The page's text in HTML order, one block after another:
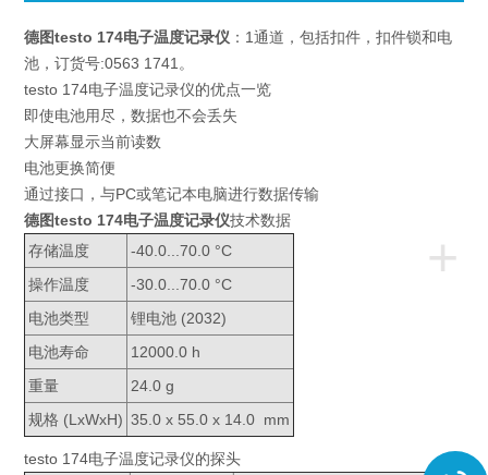
德图testo 174电子温度记录仪 ：1通道，包括扣件，扣件锁和电
池，订货号:0563 1741。
testo 174电子温度记录仪的优点一览
即使电池用尽，数据也不会丢失
大屏幕显示当前读数
电池更换简便
通过接口，与PC或笔记本电脑进行数据传输
德图testo 174电子温度记录仪技术数据
+
存储温度
-40.0...70.0 °C
操作温度
-30.0...70.0 °C
电池类型
锂电池 (2032)
电池寿命
12000.0 h
重量
24.0 g
规格 (LxWxH) 35.0 x 55.0 x 14.0 mm
testo 174电子温度记录仪的探头